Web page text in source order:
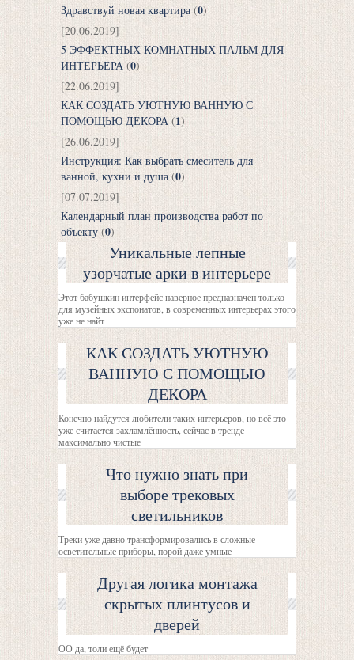
Здравствуй новая квартира (0)
[20.06.2019]
5 ЭФФЕКТНЫХ КОМНАТНЫХ ПАЛЬМ ДЛЯ
ИНТЕРЬЕРА (0)
[22.06.2019]
КАК СОЗДАТЬ УЮТНУЮ ВАННУЮ С
ПОМОЩЬЮ ДЕКОРА (1)
[26.06.2019]
Инструкция: Как выбрать смеситель для
ванной, кухни и душа (0)
[07.07.2019]
Календарный план производства работ по
объекту (0)
Уникальные лепные
узорчатые арки в интерьере
Этот бабушкин интерфейс наверное предназначен только
для музейных экспонатов, в современных интерьерах этого
уже не найт
КАК СОЗДАТЬ УЮТНУЮ
ВАННУЮ С ПОМОЩЬЮ
ДЕКОРА
Конечно найдутся любители таких интерьеров, но всё это
уже считается захламлённость, сейчас в тренде
максимально чистые
Что нужно знать при
выборе трековых
светильников
Треки уже давно трансформировались в сложные
осветительные приборы, порой даже умные
Другая логика монтажа
скрытых плинтусов и
дверей
ОО да, толи ещё будет